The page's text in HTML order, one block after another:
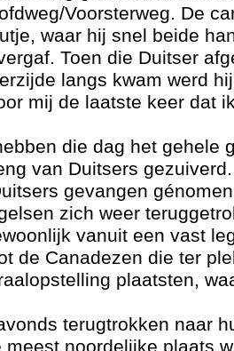
Voorsterweg. De
waar hij snel beide
Toen die Duitser
langs kwam werd
mij de laatste keer dat
die dag het gehele
van Duitsers
gevangen
zich weer
vanuit een vast
de Canadezen die ter
plaatsten,
terugtrokken naar
meest noordelijke plaats